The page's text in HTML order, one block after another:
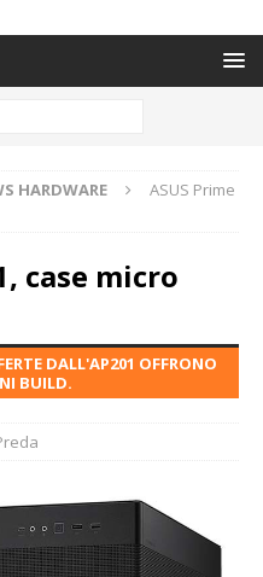
HARDWARE
ASUS Prime
case micro
DALL'AP201 OFFRONO
BUILD.